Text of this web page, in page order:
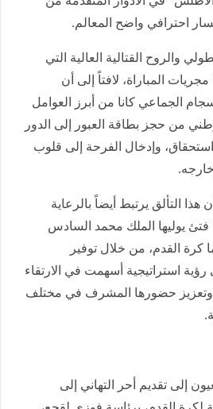
احترافي واضح المعالم.
والروح القتالية العالية التي
المباراة، لافتاً إلى أن
الجماعي كانا من أبرز العوامل
من حجز بطاقة العبور إلى الدور
وإدخال الفرحة إلى قلوب
التألق يرتبط أيضاً بالرعاية
فتئ يوليها الملك محمد السادس
كرة القدم، من خلال توفير
رؤية استراتيجية أسهمت في الارتقاء
وتعزيز حضورها المشرف في مختلف
إلى تقديم أحر التهاني إلى